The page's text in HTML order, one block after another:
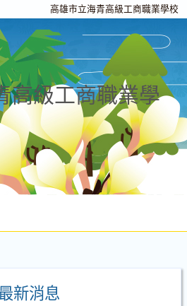
高雄市立海青高級工商職業學校
高級工商職業學
新消息